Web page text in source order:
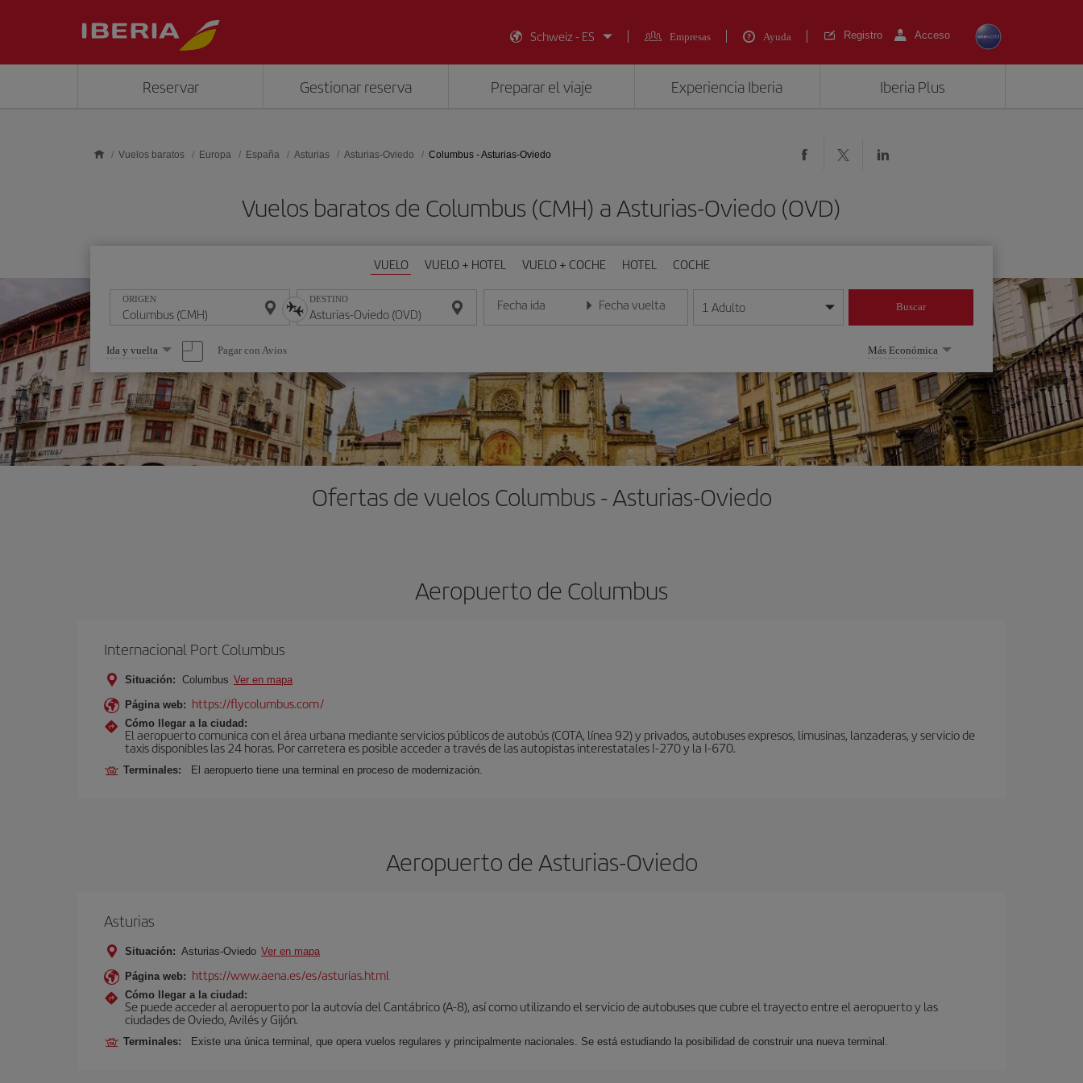
Schweiz - ES
Empresas Ayuda Registro Acceso
Reservar Gestionar reserva Preparar el viaje Experiencia Iberia Iberia Plus
Vuelos baratos Europa España Asturias Asturias-Oviedo Columbus - Asturias-Oviedo
Vuelos baratos de Columbus (CMH) a Asturias-Oviedo (OVD)
VUELO VUELO + HOTEL VUELO + COCHE HOTEL COCHE
ORIGEN DESTINO Fecha ida
Introduce la fecha en formato día/mes/año
Fecha vuelta
Introduce la fecha en formato día/mes/año
1 Adulto Buscar
Seleccione
una
opción
Ida y vuelta Pagar con Avios Más Económica
Ofertas de vuelos Columbus - Asturias-Oviedo
Aeropuerto de Columbus
Internacional Port Columbus
Situación: Columbus Ver en mapa
Página web: https://flycolumbus.com/
Cómo llegar a la ciudad:
El aeropuerto comunica con el área urbana mediante servicios públicos de autobús (COTA, línea 92) y privados, autobuses expresos, limusinas, lanzaderas, y servicio de
taxis disponibles las 24 horas. Por carretera es posible acceder a través de las autopistas interestatales I-270 y la I-670.
Terminales: El aeropuerto tiene una terminal en proceso de modernización.
Aeropuerto de Asturias-Oviedo
Asturias
Situación: Asturias-Oviedo Ver en mapa
Página web: https://www.aena.es/es/asturias.html
Cómo llegar a la ciudad:
Se puede acceder al aeropuerto por la autovía del Cantábrico (A-8), así como utilizando el servicio de autobuses que cubre el trayecto entre el aeropuerto y las
ciudades de Oviedo, Avilés y Gijón.
Terminales: Existe una única terminal, que opera vuelos regulares y principalmente nacionales. Se está estudiando la posibilidad de construir una nueva terminal.